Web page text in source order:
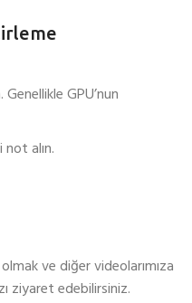
GPU’nun
not alın.
ve diğer videolarımıza
ziyaret edebilirsiniz.